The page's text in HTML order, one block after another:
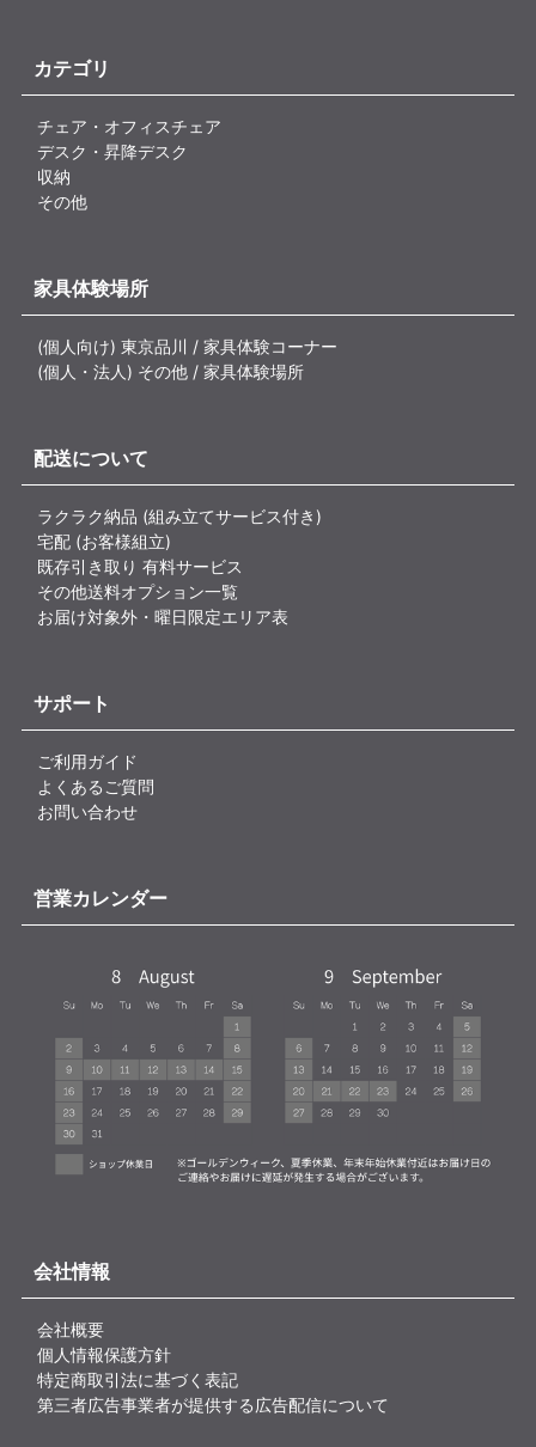
カテゴリ
チェア・オフィスチェア
デスク・昇降デスク
収納
その他
家具体験場所
(個人向け) 東京品川 / 家具体験コーナー
(個人・法人) その他 / 家具体験場所
配送について
ラクラク納品 (組み立てサービス付き)
宅配 (お客様組立)
既存引き取り 有料サービス
その他送料オプション一覧
お届け対象外・曜日限定エリア表
サポート
ご利用ガイド
よくあるご質問
お問い合わせ
営業カレンダー
会社情報
会社概要
個人情報保護方針
特定商取引法に基づく表記
第三者広告事業者が提供する広告配信について